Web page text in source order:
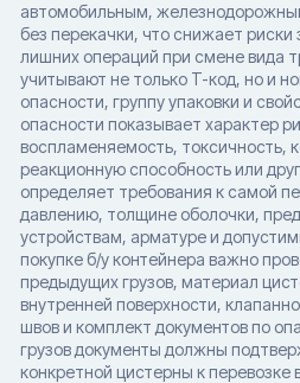
автомобильным,
без перекачки, что снижает риски
лишних операций при смене вида
учитывают не только T-код, но и
опасности, группу упаковки и
опасности показывает характер
воспламеняемость, токсичность,
реакционную способность или
определяет требования к самой
давлению, толщине оболочки,
устройствам, арматуре и
покупке б/у контейнера важно
предыдущих грузов, материал
внутренней поверхности,
швов и комплект документов по
грузов документы должны
конкретной цистерны к перевозке